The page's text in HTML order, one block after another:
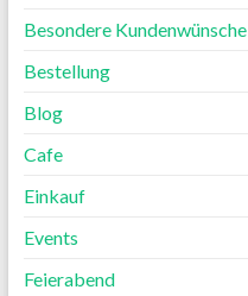
Besondere Kundenwünsche
Bestellung
Blog
Cafe
Einkauf
Events
Feierabend